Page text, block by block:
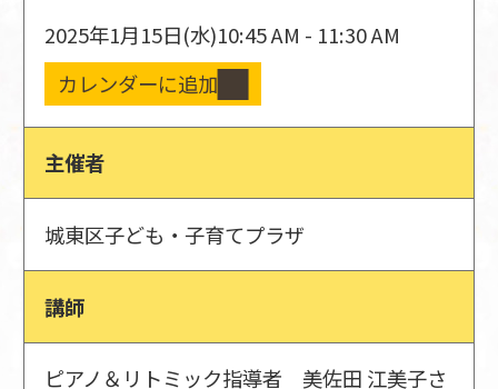
2025年1月15日(水)10:45 AM - 11:30 AM
カレンダーに追加
主催者
城東区子ども・子育てプラザ
講師
ピアノ＆リトミック指導者 美佐田 江美子さ